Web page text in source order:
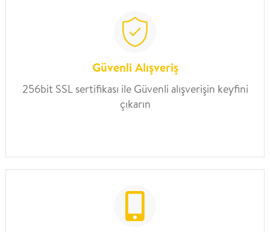
Güvenli Alışveriş
256bit SSL sertifikası ile Güvenli alışverişin keyfini
çıkarın